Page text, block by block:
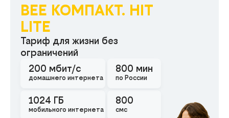
BEE КОМПАКТ. HIT
LITE
Тариф для жизни без
ограничений
200 мбит/с
домашнего интернета
1024 ГБ
мобильного интернета
800 мин
по России
800
смс